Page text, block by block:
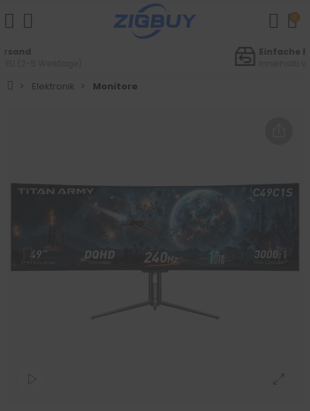
0
Elektronik Monitore